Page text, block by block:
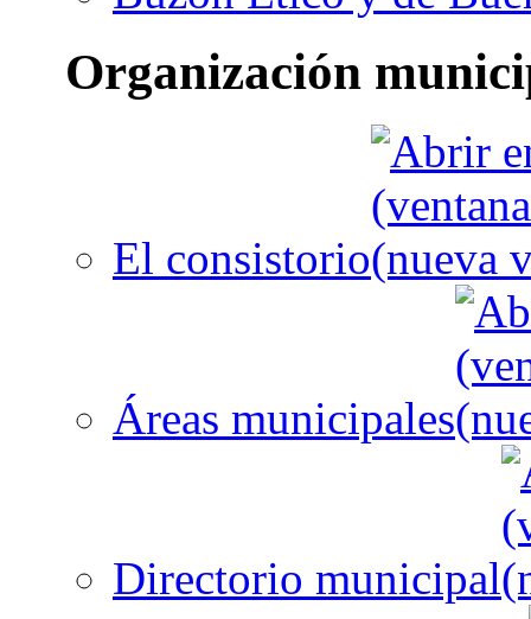
Organización
El consistorio
Áreas municipales
Directorio municipal